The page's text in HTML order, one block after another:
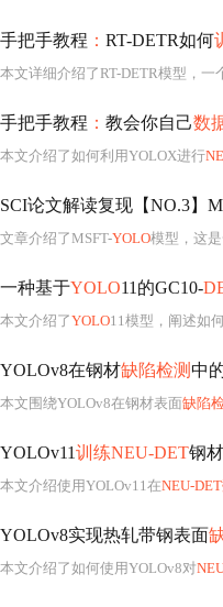
手把手教程 ： RT-DETR如何
本文详细介绍了RT-DETR模型，一
手把手教程 ： 教会你自己数
本文介绍了如何利用YOLOX进行
SCI论文解读复现【NO.3】
文章介绍了MSFT-YOLO模型，这
一种基于YOLO11的GC10-
本文介绍了YOLO11模型，阐述如
YOLOv8在钢材缺陷检测中
本文围绕YOLOv8在钢材表面缺陷
YOLOv11训练NEU-DET钢材
本文介绍使用YOLOv11在NEU-
YOLOv8实现热轧带钢表面
本文介绍了如何使用YOLOv8对